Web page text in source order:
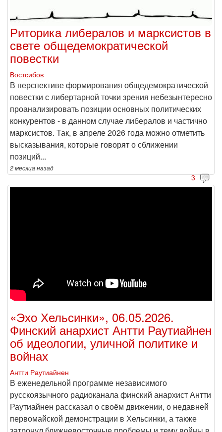
Риторика либералов и марксистов в
свете общедемократической
повестки
Востсибов
В перспективе формирования общедемократической
повестки с либертарной точки зрения небезынтересно
проанализировать позиции основных политических
конкурентов - в данном случае либералов и частично
марксистов. Так, в апреле 2026 года можно отметить
высказывания, которые говорят о сближении
позиций...
2 месяца назад
3
«Эхо Хельсинки», 06.05.2026.
Финский анархист Антти Раутиайнен
об идеологии, уличной политике и
войнах
Антти Раутиайнен
В еженедельной программе независимого
русскоязычного радиоканала финский анархист Антти
Раутиайнен рассказал о своём движении, о недавней
первомайской демонстрации в Хельсинки, а также